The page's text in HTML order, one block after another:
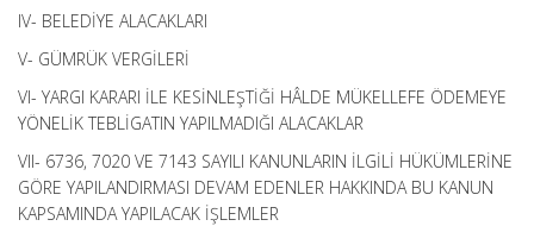
IV- BELEDİYE ALACAKLARI
V- GÜMRÜK VERGİLERİ
VI- YARGI KARARI İLE KESİNLEŞTİĞİ HÂLDE MÜKELLEFE ÖDEMEYE
YÖNELİK TEBLİGATIN YAPILMADIĞI ALACAKLAR
VII- 6736, 7020 VE 7143 SAYILI KANUNLARIN İLGİLİ HÜKÜMLERİNE
GÖRE YAPILANDIRMASI DEVAM EDENLER HAKKINDA BU KANUN
KAPSAMINDA YAPILACAK İŞLEMLER